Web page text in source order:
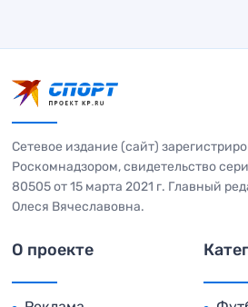
Сетевое издание (сайт)
Роскомнадзором, свидетельство
80505 от 15 марта 2021 г. Главный
Олеся Вячеславовна.
О проекте